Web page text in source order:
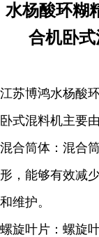
水杨酸环糊
合机卧
江苏博鸿水杨酸
卧式混料机主要
混合筒体：混合
形，能够有效减
和维护。
螺旋叶片：螺旋